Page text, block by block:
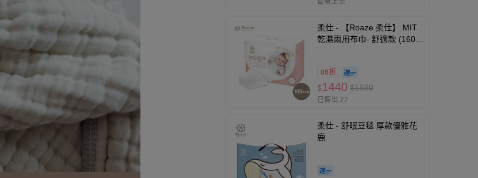
最新上架
柔仕 - 【Roaze 柔仕】 MIT
乾濕兩用布巾- 舒適款 (160
86折
$1440 $1680
已售出 27
柔仕 - 舒眠豆毯 厚款優雅花
鹿